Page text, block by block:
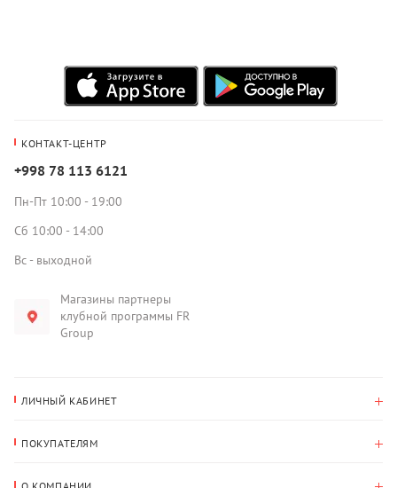
КОНТАКТ-ЦЕНТР
+998 78 113 6121
Пн-Пт 10:00 - 19:00
Сб 10:00 - 14:00
Вс - выходной
Магазины партнеры
клубной программы FR
Group
ЛИЧНЫЙ КАБИНЕТ
ПОКУПАТЕЛЯМ